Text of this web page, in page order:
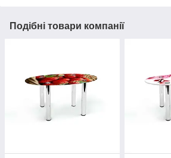
Подібні товари компанії